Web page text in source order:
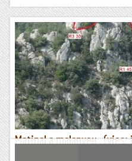
Matinal a malanyeu , (vies: